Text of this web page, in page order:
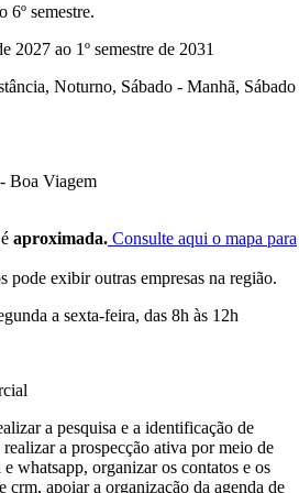
6º semestre.
2027 ao 1º semestre de 2031
Noturno, Sábado - Manhã, Sábado
Boa Viagem
aproximada. Consulte aqui o mapa para
pode exibir outras empresas na região.
a sexta-feira, das 8h às 12h
a pesquisa e a identificação de
a prospecção ativa por meio de
whatsapp, organizar os contatos e os
apoiar a organização da agenda de